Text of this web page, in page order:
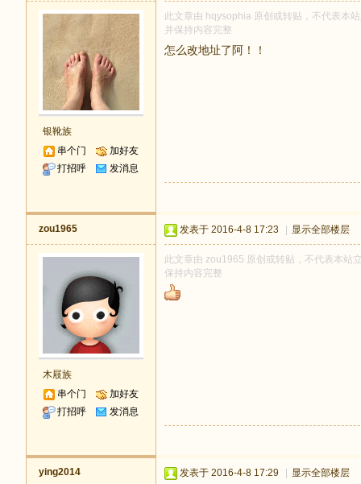
银靴族
串个门
加好友
打招呼
发消息
此文章由 hqysophia 原创或转贴，不代表本
并保持内容完整
怎么改地址了阿！！
zou1965
木屐族
串个门
加好友
打招呼
发消息
发表于 2016-4-8 17:23 显示全部楼层
此文章由 zou1965 原创或转贴，不代表本站
保持内容完整
ying2014 发表于 2016-4-8 17:29 显示全部楼层